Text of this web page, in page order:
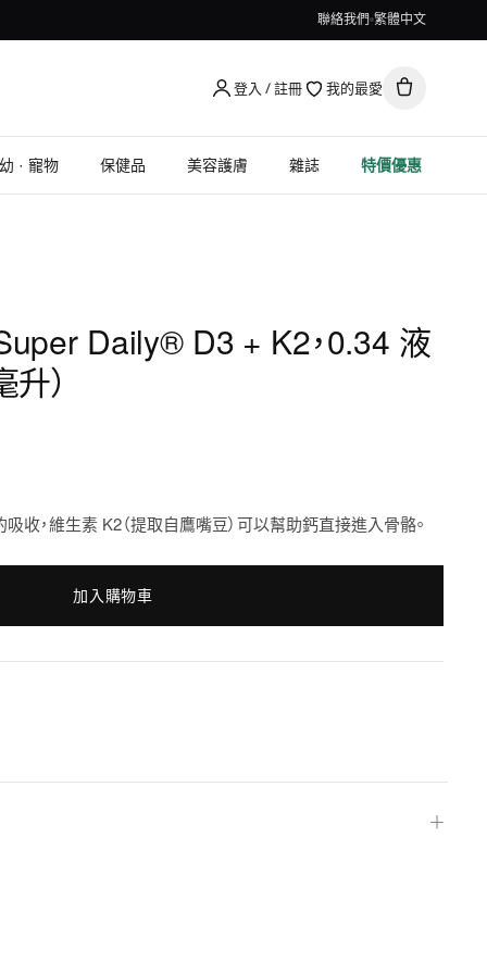
聯絡我們 繁體中文
登入 / 註冊 我的最愛
· 寵物 保健品 美容護膚 雜誌 特價優惠
Daily® D3 + K2，0.34 液
）
收，維生素 K2（提取自鷹嘴豆）可以幫助鈣直接進入骨骼。
加入購物車
＋